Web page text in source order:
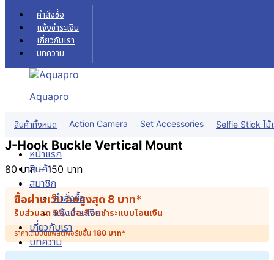
Skip to content
คำสั่งซื้อ
แจ้งชำระเงิน
เกี่ยวกับเรา
บทความ
Aquapro
สินค้าทั้งหมด Action Camera Set Accessories Selfie Stick ไม้
หน้าแรก
สินค้า
สมาชิก
คำสั่งซื้อ
แจ้งชำระเงิน
เกี่ยวกับเรา
บทความ
J-Hook Buckle Vertical Mount
80บาท–150 บาท
ซื้อผ่านเว็บ ลดสูงสุด 8 บาท*
รับส่วนลด 5% เมื่อเลือกชำระแบบโอนเงิน
ราคาเต็มบนแพลตฟอร์มอื่น 180 บาท*